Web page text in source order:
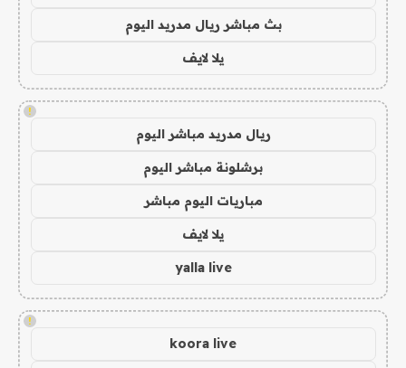
بث مباشر ريال مدريد اليوم
يلا لايف
!
ريال مدريد مباشر اليوم
برشلونة مباشر اليوم
مباريات اليوم مباشر
يلا لايف
yalla live
!
koora live